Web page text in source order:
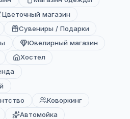
Цветочный магазин
Сувениры / Подарки
Ювелирный магазин
Хостел
Коворкинг
Автомойка